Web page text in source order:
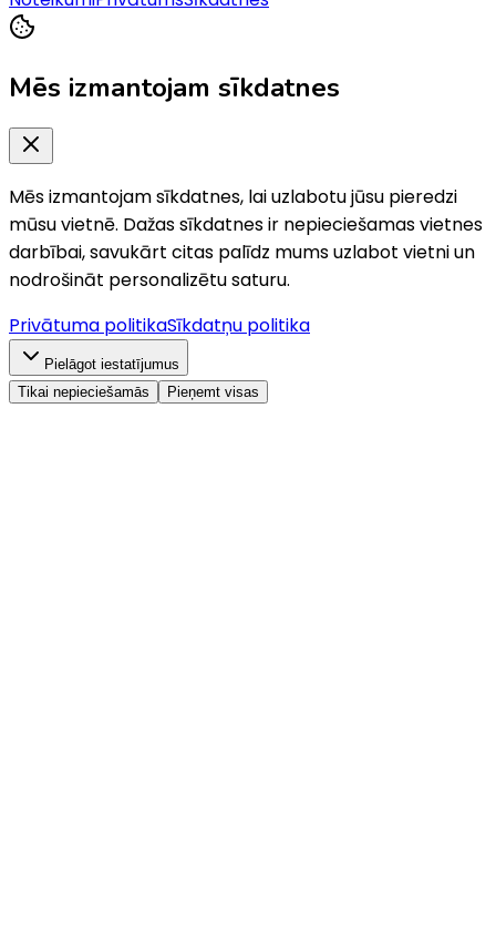
Mēs izmantojam sīkdatnes
Mēs izmantojam sīkdatnes, lai uzlabotu jūsu pieredzi
mūsu vietnē. Dažas sīkdatnes ir nepieciešamas vietnes
darbībai, savukārt citas palīdz mums uzlabot vietni un
nodrošināt personalizētu saturu.
Privātuma politikaSīkdatņu politika
Pielāgot iestatījumus
Tikai nepieciešamās
Pieņemt visas